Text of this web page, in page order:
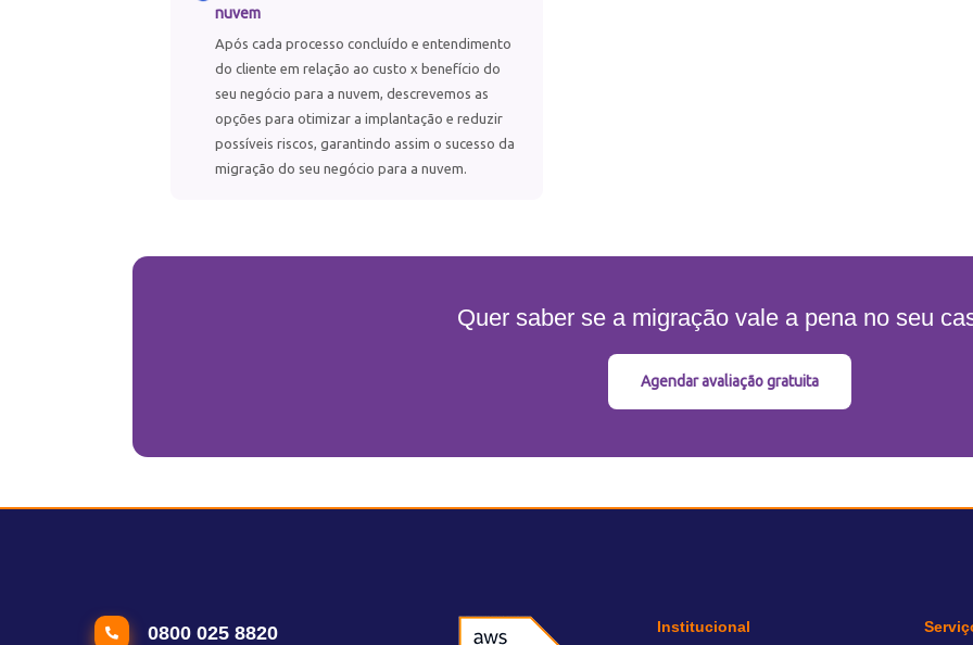
nuvem
Após cada processo concluído e entendimento
do cliente em relação ao custo x benefício do
seu negócio para a nuvem, descrevemos as
opções para otimizar a implantação e reduzir
possíveis riscos, garantindo assim o sucesso da
migração do seu negócio para a nuvem.
Quer saber se a migração vale a pena no seu
Agendar avaliação gratuita
0800 025 8820 Institucional